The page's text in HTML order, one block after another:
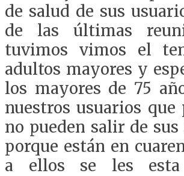
de salud de sus
de las últimas
tuvimos vimos el
adultos mayores y
los mayores de 75
nuestros usuarios
no pueden salir de
porque están en
a ellos se les esta